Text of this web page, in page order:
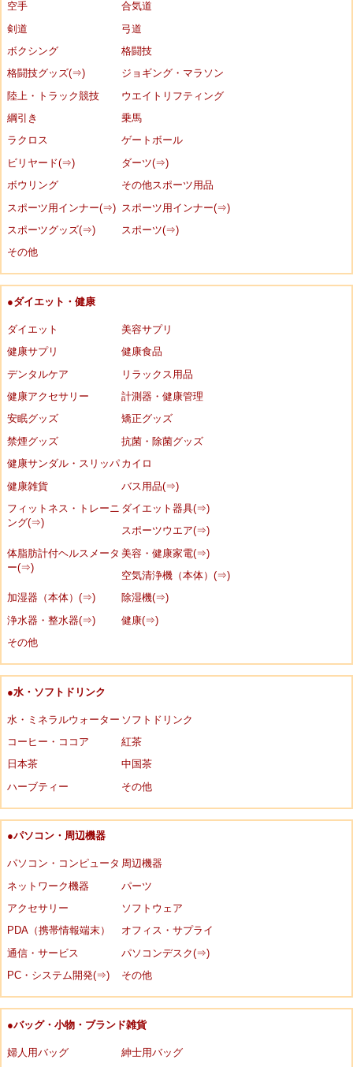
空手
合気道
剣道
弓道
ボクシング
格闘技
格闘技グッズ(⇒)
ジョギング・マラソン
陸上・トラック競技
ウエイトリフティング
綱引き
乗馬
ラクロス
ゲートボール
ビリヤード(⇒)
ダーツ(⇒)
ボウリング
その他スポーツ用品
スポーツ用インナー(⇒)
スポーツ用インナー(⇒)
スポーツグッズ(⇒)
スポーツ(⇒)
その他
●ダイエット・健康
ダイエット
美容サプリ
健康サプリ
健康食品
デンタルケア
リラックス用品
健康アクセサリー
計測器・健康管理
安眠グッズ
矯正グッズ
禁煙グッズ
抗菌・除菌グッズ
健康サンダル・スリッパ カイロ
健康雑貨
バス用品(⇒)
フィットネス・トレーニ
ング(⇒)
ダイエット器具(⇒)
スポーツウエア(⇒)
体脂肪計付ヘルスメータ
ー(⇒)
美容・健康家電(⇒)
空気清浄機（本体）(⇒)
加湿器（本体）(⇒)
除湿機(⇒)
浄水器・整水器(⇒)
健康(⇒)
その他
●水・ソフトドリンク
水・ミネラルウォーター ソフトドリンク
コーヒー・ココア
紅茶
日本茶
中国茶
ハーブティー
その他
●パソコン・周辺機器
パソコン・コンピュータ 周辺機器
ネットワーク機器
パーツ
アクセサリー
ソフトウェア
PDA（携帯情報端末）
オフィス・サプライ
通信・サービス
パソコンデスク(⇒)
PC・システム開発(⇒)
その他
●バッグ・小物・ブランド雑貨
婦人用バッグ
紳士用バッグ